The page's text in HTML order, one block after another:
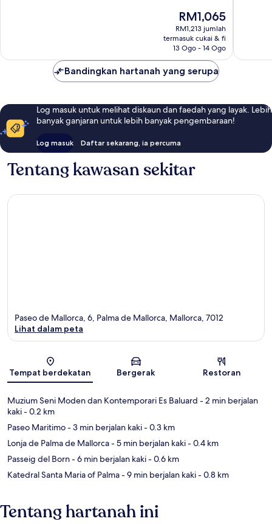
Harga
ialah
RM1,065
RM1,065
RM1,213 jumlah
termasuk cukai & fi
13 Ogo - 14 Ogo
Bandingkan hartanah yang serupa
Log masuk untuk melihat diskaun dan faedah yang layak. Lebih
banyak ganjaran untuk lebih banyak pengembaraan!
Log masuk Daftar sekarang, ia percuma
Tentang kawasan sekitar
Peta
Paseo de Mallorca, 6, Palma de Mallorca, Mallorca, 7012
Lihat dalam peta
Tempat berdekatan Bergerak Restoran
Muzium Seni Moden dan Kontemporari Es Baluard - 2 min berjalan
kaki- 0.2 km
Paseo Maritimo- 3 min berjalan kaki- 0.3 km
Lonja de Palma de Mallorca- 5 min berjalan kaki- 0.4 km
Passeig del Born- 6 min berjalan kaki- 0.6 km
Katedral Santa Maria of Palma- 9 min berjalan kaki- 0.8 km
Tentang hartanah ini